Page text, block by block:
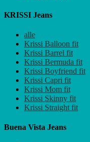
KRISSI Jeans
alle
Krissi Balloon fit
Krissi Barrel fit
Krissi Bermuda fit
Krissi Boyfriend fit
Krissi Capri fit
Krissi Mom fit
Krissi Skinny fit
Krissi Straight fit
Buena Vista Jeans